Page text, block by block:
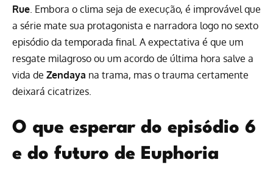
Rue . Embora o clima seja de execução, é improvável que
a série mate sua protagonista e narradora logo no sexto
episódio da temporada final. A expectativa é que um
resgate milagroso ou um acordo de última hora salve a
vida de Zendaya na trama, mas o trauma certamente
deixará cicatrizes.
O que esperar do episódio 6
e do futuro de Euphoria